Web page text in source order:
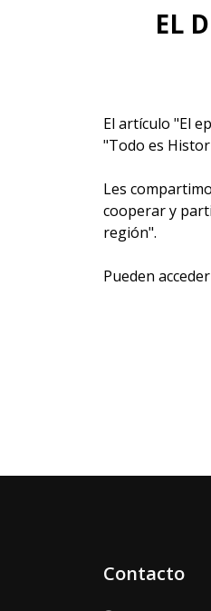
EL
El artículo "El
"Todo es
Les
cooperar y
región".
Pueden
Contacto